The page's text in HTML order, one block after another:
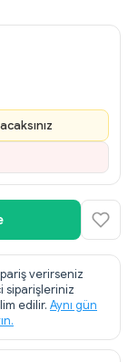
verirseniz
siparişleriniz
edilir. Aynı gün